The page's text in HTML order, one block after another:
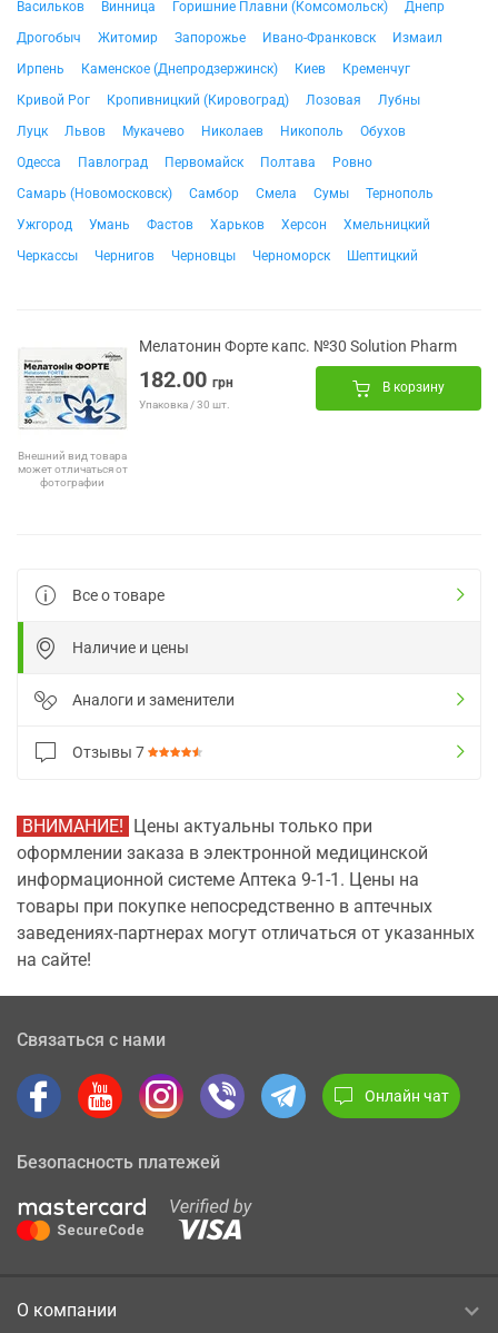
Васильков
Винница Горишние Плавни (Комсомольск)
Днепр
Дрогобыч
Житомир Запорожье Ивано-Франковск
Измаил
Ирпень
Каменское (Днепродзержинск) Киев
Кременчуг
Кривой Рог
Кропивницкий (Кировоград) Лозовая
Лубны
Луцк
Львов Мукачево Николаев Никополь
Обухов
Одесса
Павлоград Первомайск Полтава
Ровно
Самарь (Новомосковск)
Самбор Смела Сумы
Тернополь
Ужгород
Умань Фастов Харьков Херсон
Хмельницкий
Черкассы
Чернигов Черновцы Черноморск Шептицкий
Внешний вид товара
может отличаться от
фотографии
Мелатонин Форте капс. №30 Solution Pharm
182.00 грн
Упаковка / 30 шт.
В корзину
Все о товаре
Наличие и цены
Аналоги и заменители
Отзывы 7
ВНИМАНИЕ! Цены актуальны только при
оформлении заказа в электронной медицинской
информационной системе Аптека 9-1-1. Цены на
товары при покупке непосредственно в аптечных
заведениях-партнерах могут отличаться от указанных
на сайте!
Связаться с нами
Онлайн чат
Безопасность платежей
О компании